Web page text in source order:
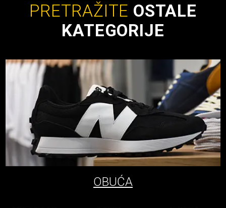
PRETRAŽITE OSTALE
KATEGORIJE
OBUĆA